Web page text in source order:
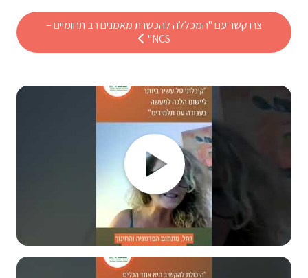
צרו קשר עם "המכללה להכשרת מאמנים רב תחומיים –
NCS"